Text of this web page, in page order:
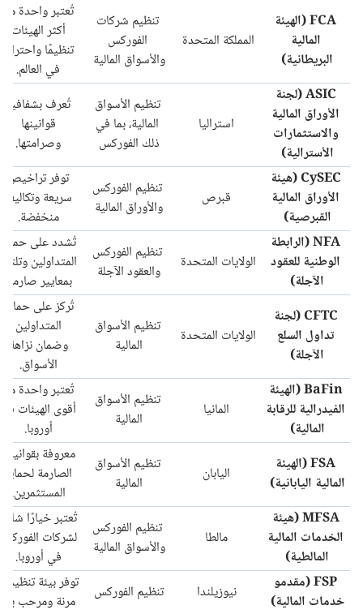
FCA (الهيئة
المالية
البريطانية)
المملكة المتحدة
تنظيم شركات
الفوركس
والأسواق المالية
تُعتبر واحدة من
أكثر الهيئات
تنظيمًا واحترامًا
في العالم.
ASIC (لجنة
الأوراق المالية
والاستثمارات
الأسترالية)
استراليا
تنظيم الأسواق
المالية، بما في
ذلك الفوركس
تُعرف بشفافية
قوانينها
وصرامتها.
CySEC (هيئة
الأوراق المالية
القبرصية)
قبرص
تنظيم الفوركس
والأوراق المالية
توفر تراخيص
سريعة وتكاليف
منخفضة.
NFA (الرابطة
الوطنية للعقود
الآجلة)
الولايات المتحدة
تنظيم الفوركس
والعقود الآجلة
تُشدد على حماية
المتداولين وتلتزم
بمعايير صارمة.
CFTC (لجنة
تداول السلع
الآجلة)
الولايات المتحدة
تنظيم الأسواق
المالية
تُركز على حماية
المتداولين
وضمان نزاهة
الأسواق.
BaFin (الهيئة
الفيدرالية للرقابة
المالية)
المانيا
تنظيم الأسواق
المالية
تُعتبر واحدة من
أقوى الهيئات في
أوروبا.
FSA (الهيئة
المالية اليابانية)
اليابان
تنظيم الأسواق
المالية
معروفة بقوانينها
الصارمة لحماية
المستثمرين.
MFSA (هيئة
الخدمات المالية
المالطية)
مالطا
تنظيم الفوركس
والأسواق المالية
تُعتبر خيارًا شائعًا
لشركات الفوركس
في أوروبا.
FSP (مقدمو
خدمات المالية)
نيوزيلندا تنظيم الفوركس
توفر بيئة
مرنة ومرحب بها.